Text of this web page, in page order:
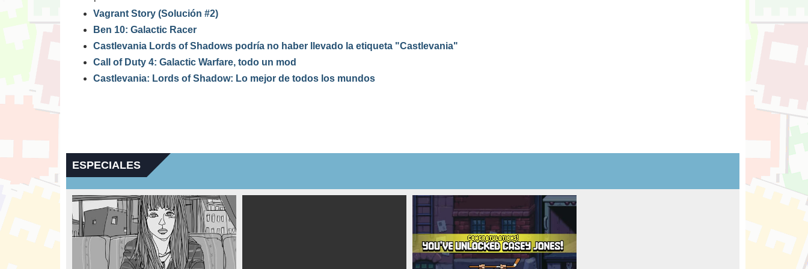
Vagrant Story (Solución #2)
Ben 10: Galactic Racer
Castlevania Lords of Shadows podría no haber llevado la etiqueta "Castlevania"
Call of Duty 4: Galactic Warfare, todo un mod
Castlevania: Lords of Shadow: Lo mejor de todos los mundos
ESPECIALES